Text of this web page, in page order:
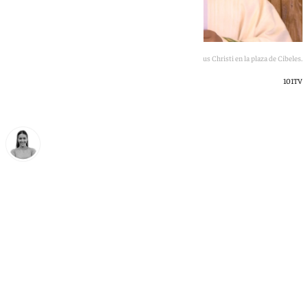
El Papa León XIV durante la Santa Misa por el Corpus Christi en la plaza de Cibeles.
101TV